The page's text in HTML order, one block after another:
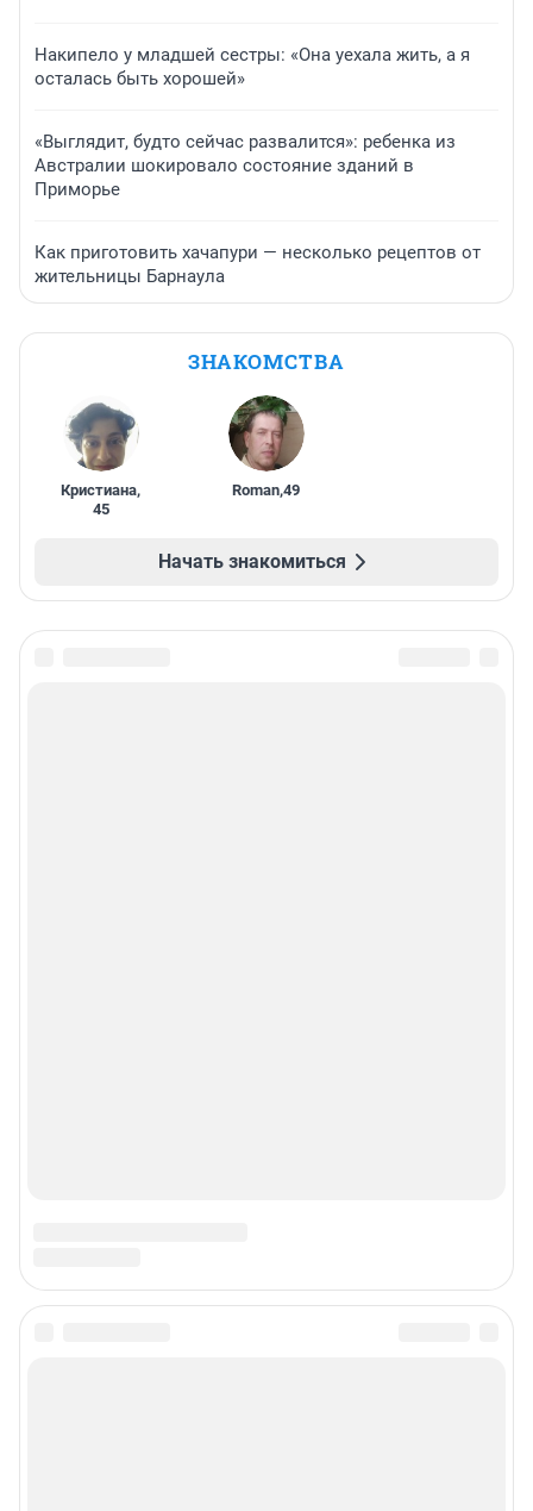
Накипело у младшей сестры: «Она уехала жить, а я
осталась быть хорошей»
«Выглядит, будто сейчас развалится»: ребенка из
Австралии шокировало состояние зданий в
Приморье
Как приготовить хачапури — несколько рецептов от
жительницы Барнаула
ЗНАКОМСТВА
Кристиана,
45
Roman,49
Начать знакомиться